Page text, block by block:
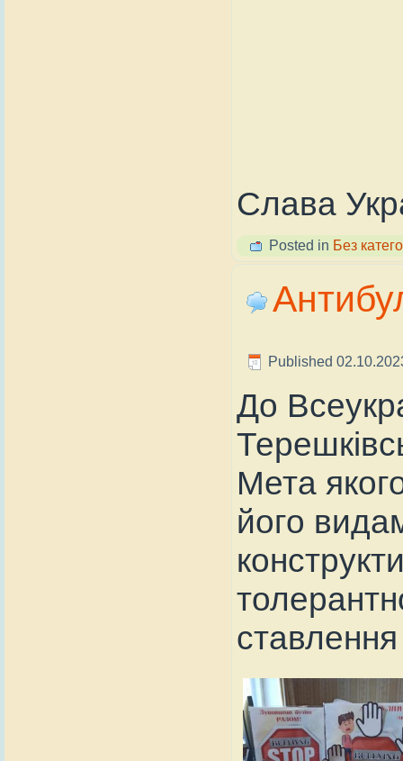
Слава
Posted in Без
Published
До
Мета
його
ставлення